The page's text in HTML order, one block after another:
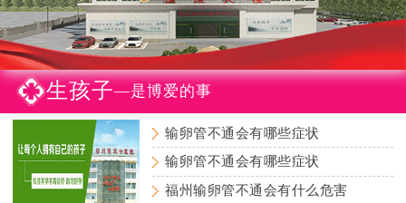
生孩子—是博爱的事
输卵管不通会有哪些症状
输卵管不通会有哪些症状
福州输卵管不通会有什么危害